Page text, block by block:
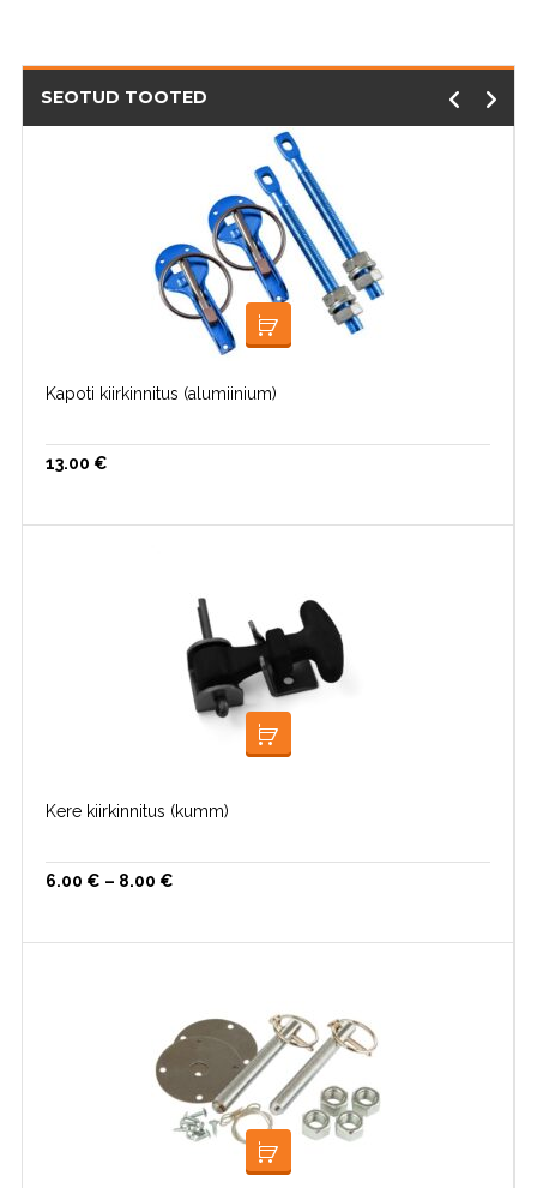
SEOTUD TOOTED
VALI
Kapoti kiirkinnitus (alumiinium)
13.00 €
VALI
Kere kiirkinnitus (kumm)
6.00 € – 8.00 €
LOE EDASI